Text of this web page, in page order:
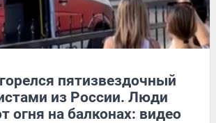
пятизвездочный
из России. Люди
огня на балконах: видео